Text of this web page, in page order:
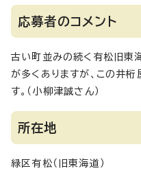
応募者のコメント
古い町並みの続く有松旧東
が多くありますが、この井
す。（小柳津誠さん）
所在地
緑区有松（旧東海道）